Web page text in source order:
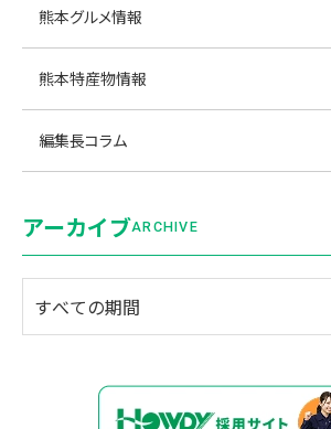
熊本グルメ情報
熊本特産物情報
編集長コラム
アーカイブARCHIVE